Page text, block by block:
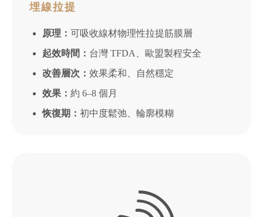
埋線拉提
原理： 可吸收線材物理性拉提筋膜層
起效時間： 台灣 TFDA、歐盟製程安全
改善層次： 效果柔和、自然穩定
效果： 約 6–8 個月
恢復期： 初中度鬆弛、輪廓模糊